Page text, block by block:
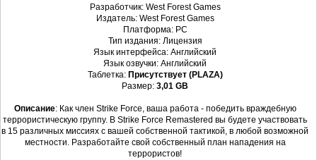
Разработчик: West Forest Games
Издатель: West Forest Games
Платформа: PC
Тип издания: Лицензия
Язык интерфейса: Английский
Язык озвучки: Английский
Таблетка: Присутствует (PLAZA)
Размер: 3,01 GB
Описание: Как член Strike Force, ваша работа - победить враждебную
террористическую группу. В Strike Force Remastered вы будете участвовать
в 15 различных миссиях с вашей собственной тактикой, в любой возможной
местности. Разработайте свой собственный план нападения на
террористов!